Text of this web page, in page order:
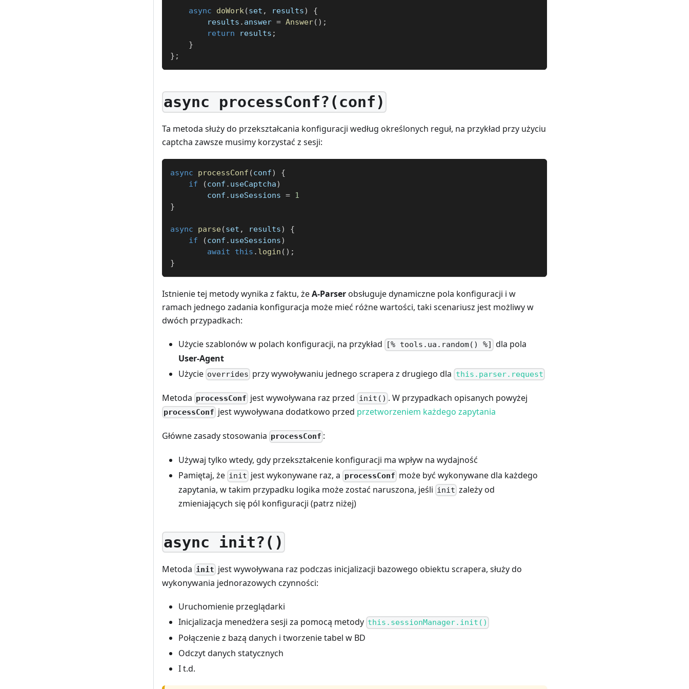
async doWork(set , results)
{
        results
. answer = Answer( ) ;
return results ;
}
} ;
async processConf?(conf)
Ta metoda służy do przekształcania konfiguracji według określonych reguł, na przykład przy użyciu
captcha zawsze musimy korzystać z sesji:
async processConf (conf)
{
if
(conf . useCaptcha)
        conf
. useSessions = 1
}
async parse(set , results)
{
if
(conf . useSessions)
await
this . login ( ) ;
}
Istnienie tej metody wynika z faktu, żeA-Parserobsługuje dynamiczne pola konfiguracji i w
ramach jednego zadania konfiguracja może mieć różne wartości, taki scenariusz jest możliwy w
dwóch przypadkach:
Użycie szablonów w polach konfiguracji, na przykład [% tools.ua.random() %]
dla pola
User-Agent
Użycie overrides przy wywoływaniu jednego scrapera z drugiego dla this.parser.request
Metoda processConf jest wywoływana raz przed init() . W przypadkach opisanych powyżej
processConf jest wywoływana dodatkowo przed przetworzeniem każdego zapytania
Główne zasady stosowania processConf :
Używaj tylko wtedy, gdy przekształcenie konfiguracji ma wpływ na wydajność
Pamiętaj, że init jest wykonywane raz, a processConf może być wykonywane dla każdego
zapytania, w takim przypadku logika może zostać naruszona, jeśli init zależy od
zmieniających się pól konfiguracji (patrz niżej)
async init?()
Metoda init jest wywoływana raz podczas inicjalizacji bazowego obiektu scrapera, służy do
wykonywania jednorazowych czynności:
Uruchomienie przeglądarki
Inicjalizacja menedżera sesji za pomocą metody this.sessionManager.init()
Połączenie z bazą danych i tworzenie tabel w BD
Odczyt danych statycznych
I t.d.